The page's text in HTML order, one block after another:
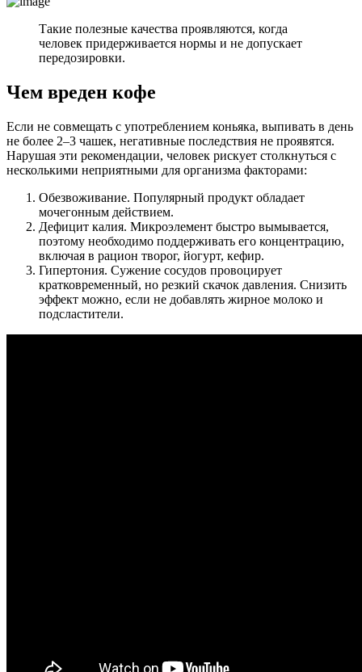
Такие полезные качества проявляются, когда
человек придерживается нормы и не допускает
передозировки.
Чем вреден кофе
Если не совмещать с употреблением коньяка, выпивать в день
не более 2–3 чашек, негативные последствия не проявятся.
Нарушая эти рекомендации, человек рискует столкнуться с
несколькими неприятными для организма факторами:
Обезвоживание. Популярный продукт обладает
мочегонным действием.
Дефицит калия. Микроэлемент быстро вымывается,
поэтому необходимо поддерживать его концентрацию,
включая в рацион творог, йогурт, кефир.
Гипертония. Сужение сосудов провоцирует
кратковременный, но резкий скачок давления. Снизить
эффект можно, если не добавлять жирное молоко и
подсластители.